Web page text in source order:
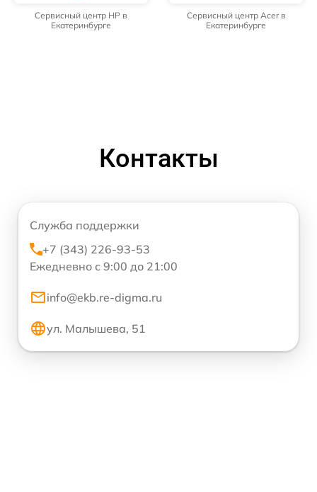
Сервисный центр HP в
Екатеринбурге
Сервисный центр Acer в
Екатеринбурге
Контакты
Служба поддержки
+7 (343) 226-93-53
Ежедневно с 9:00 до 21:00
info@ekb.re-digma.ru
ул. Малышева, 51